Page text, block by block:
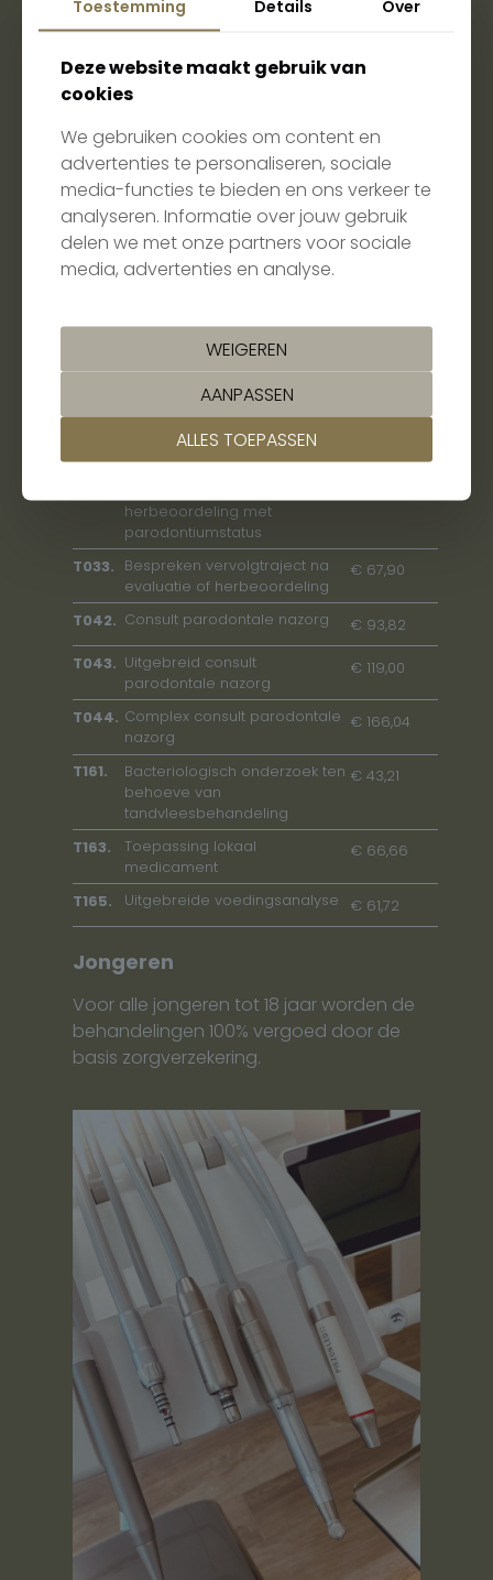
Jongeren
Voor alle jongeren tot 18 jaar worden de
behandelingen 100% vergoed door de
basis zorgverzekering.
C010. Aanvullende medische
anamnese na (schriftelijke)
routinevragen
C015. Parodontiumregistratie
€ 74,01
J35.
Grondig reinigen implantaat € 24,76
Parodontitis(T-codes)
met parodontiumstatus
Grondig reinigen wortel,
T022. Grondig reinigen wortel,
standaard, per element
€ 24,69
Evaluatie na initiële
herbeoordeling met
parodontiumstatus
T033. Bespreken vervolgtraject na
evaluatie of herbeoordeling
€ 67,90
T042. Consult parodontale nazorg
€ 93,82
T043. Uitgebreid consult
parodontale nazorg
€ 119,00
T044. Complex consult parodontale
nazorg
€ 166,04
T161.
Bacteriologisch onderzoek ten
behoeve van
tandvleesbehandeling
€ 43,21
T163.
Toepassing lokaal
medicament
€ 66,66
T165. Uitgebreide voedingsanalyse € 61,72
Toestemming Details Over
Deze website maakt gebruik van
cookies
We gebruiken cookies om content en
advertenties te personaliseren, sociale
media-functies te bieden en ons verkeer te
analyseren. Informatie over jouw gebruik
delen we met onze partners voor sociale
media, advertenties en analyse.
WEIGEREN
AANPASSEN
ALLES TOEPASSEN